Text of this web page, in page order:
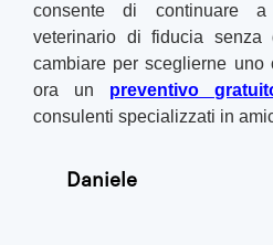
consente di continuare
veterinario di fiducia senza
cambiare per sceglierne uno
ora un preventivo
consulenti specializzati in
Daniele